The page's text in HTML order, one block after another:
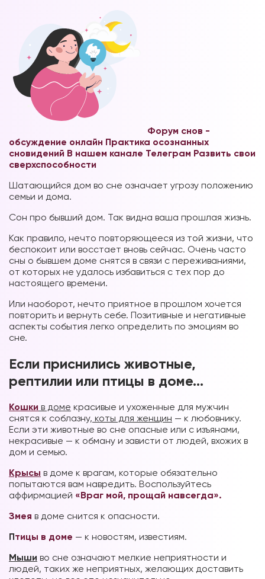
Форум снов -
обсуждение онлайн Практика осознанных
сновидений В нашем канале Телеграм Развить свои
сверхспособности
Шатающийся дом во сне означает угрозу положению
семьи и дома.
Сон про бывший дом. Так видна ваша прошлая жизнь.
Как правило, нечто повторяющееся из той жизни, что
беспокоит или восстает вновь сейчас. Очень часто
сны о бывшем доме снятся в связи с переживаниями,
от которых не удалось избавиться с тех пор до
настоящего времени.
Или наоборот, нечто приятное в прошлом хочется
повторить и вернуть себе. Позитивные и негативные
аспекты события легко определить по эмоциям во
сне.
Если приснились животные,
рептилии или птицы в доме…
Кошки в доме красивые и ухоженные для мужчин
снятся к соблазну, коты для женщин — к любовнику.
Если эти животные во сне опасные или с изъянами,
некрасивые — к обману и зависти от людей, вхожих в
дом и семью.
Крысы в доме к врагам, которые обязательно
попытаются вам навредить. Воспользуйтесь
аффирмацией «Враг мой, прощай навсегда».
Змея в доме снится к опасности.
Птицы в доме — к новостям, известиям.
Мыши во сне означают мелкие неприятности и
людей, таких же неприятных, желающих доставить